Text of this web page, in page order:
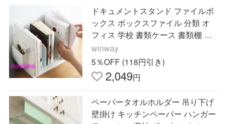
ドキュメントスタンド ファイルボ
ックス ボックスファイル 分類 オ
フィス 学校 書類ケース 書類棚 卓
上ケース 机収納ケース 小物入れ
卓上 文具収納
winway
5％OFF (118円引き)
2,049円
ペーパータオルホルダー 吊り下げ
壁掛け キッチンペーパー ハンガー